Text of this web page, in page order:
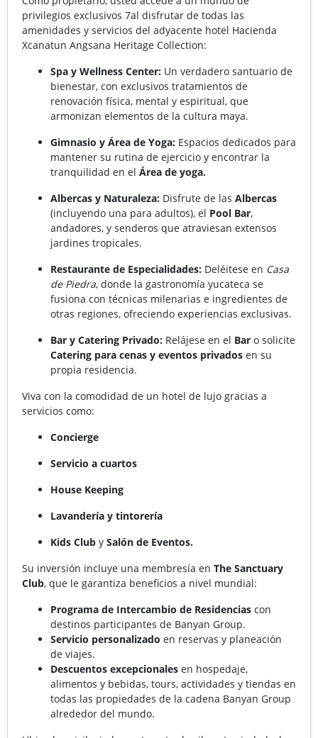
privilegios exclusivos 7al disfrutar de todas las
amenidades y servicios del adyacente hotel Hacienda
Xcanatun Angsana Heritage Collection:
Spa y Wellness Center: Un verdadero santuario de
bienestar, con exclusivos tratamientos de
renovación física, mental y espiritual, que
armonizan elementos de la cultura maya.
Gimnasio y Área de Yoga: Espacios dedicados para
mantener su rutina de ejercicio y encontrar la
tranquilidad en el Área de yoga.
Albercas y Naturaleza: Disfrute de las Albercas
(incluyendo una para adultos), el Pool Bar,
andadores, y senderos que atraviesan extensos
jardines tropicales.
Restaurante de Especialidades: Deléitese en Casa
de Piedra, donde la gastronomía yucateca se
fusiona con técnicas milenarias e ingredientes de
otras regiones, ofreciendo experiencias exclusivas.
Bar y Catering Privado: Relájese en el Bar o solicite
Catering para cenas y eventos privados en su
propia residencia.
Viva con la comodidad de un hotel de lujo gracias a
servicios como:
Concierge
Servicio a cuartos
House Keeping
Lavandería y tintorería
Kids Club y Salón de Eventos.
Su inversión incluye una membresía en The Sanctuary
Club, que le garantiza beneficios a nivel mundial:
Programa de Intercambio de Residencias con
destinos participantes de Banyan Group.
Servicio personalizado en reservas y planeación
de viajes.
Descuentos excepcionales en hospedaje,
alimentos y bebidas, tours, actividades y tiendas en
todas las propiedades de la cadena Banyan Group
alrededor del mundo.